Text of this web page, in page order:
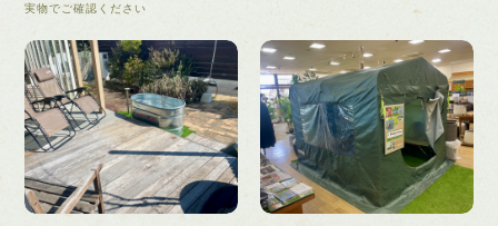
実物でご確認ください